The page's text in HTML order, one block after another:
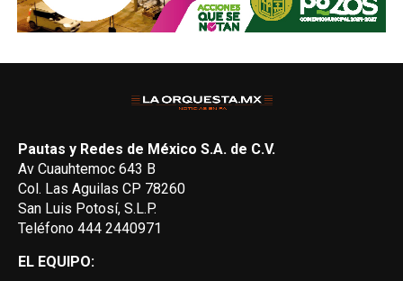
Pautas y Redes de México S.A. de C.V.
Av Cuauhtemoc 643 B
Col. Las Aguilas CP 78260
San Luis Potosí, S.L.P.
Teléfono 444 2440971
EL EQUIPO: